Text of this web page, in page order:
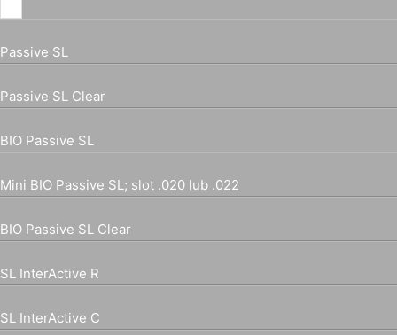
Passive SL
Passive SL Clear
BIO Passive SL
Mini BIO Passive SL; slot .020 lub .022
BIO Passive SL Clear
SL InterActive R
SL InterActive C